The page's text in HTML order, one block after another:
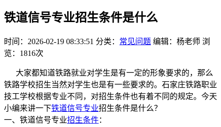
铁道信号专业招生条件是什么
时间：2026-02-19 08:33:51 分类： 常见问题 编辑：杨老师 浏
览：1816次
大家都知道铁路就业对学生是有一定的形象要求的，那么
铁路学校招生当然对学生也是有一些要求的。石家庄铁路职业
技工学校根据专业不同，对招生条件也有着不同的规定。今天
小编来讲一下铁道信号专业招生条件是什么？
一、铁道信号专业招生条件：